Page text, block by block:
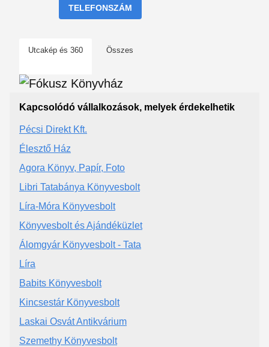
TELEFONSZÁM
Utcakép és 360 Összes
Kapcsolódó vállalkozások, melyek érdekelhetik
Pécsi Direkt Kft.
Élesztő Ház
Agora Könyv, Papír, Foto
Libri Tatabánya Könyvesbolt
Líra-Móra Könyvesbolt
Könyvesbolt és Ajándéküzlet
Álomgyár Könyvesbolt - Tata
Líra
Babits Könyvesbolt
Kincsestár Könyvesbolt
Laskai Osvát Antikvárium
Szemethy Könyvesbolt